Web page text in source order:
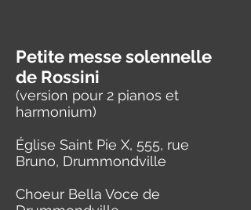
Petite messe solennelle
de Rossini
(version pour 2 pianos et
harmonium)
Église Saint Pie X, 555, rue
Bruno, Drummondville
Choeur Bella Voce de